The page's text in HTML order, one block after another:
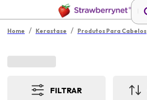
Home / Kerastase / Produtos Para Cabelos
FILTRAR